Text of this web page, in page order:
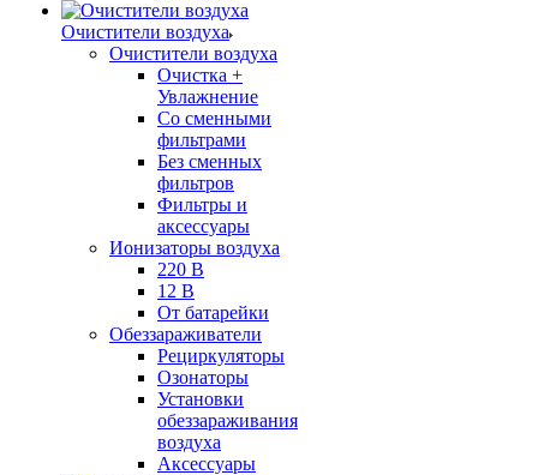
Очистители воздуха
Очистители воздуха
Очистка +
Увлажнение
Cо сменными
фильтрами
Без сменных
фильтров
Фильтры и
аксессуары
Ионизаторы воздуха
220 В
12 В
От батарейки
Обеззараживатели
Рециркуляторы
Озонаторы
Установки
обеззараживания
воздуха
Аксессуары